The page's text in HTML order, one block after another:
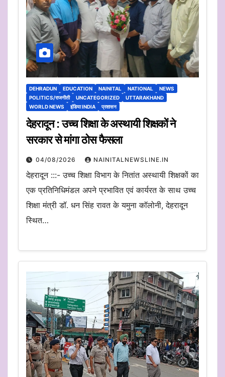
DEHRADUN EDUCATION NAINITAL NATIONAL
NEWS
POLITICS/राजनीती
UNCATEGORIZED
UTTARAKHAND
WORLD NEWS
इंडिया INDIA प्रशासन
देहरादून : उच्च शिक्षा के अस्थायी शिक्षकों ने
सरकार से मांगा ठोस फैसला
04/08/2026 NAINITALNEWSLINE.IN
देहरादून :::- उच्च शिक्षा विभाग के नितांत अस्थायी शिक्षकों का
एक प्रतिनिधिमंडल अपने प्रभावित एवं कार्यरत के साथ उच्च
शिक्षा मंत्री डॉ. धन सिंह रावत के यमुना कॉलोनी, देहरादून
स्थित…